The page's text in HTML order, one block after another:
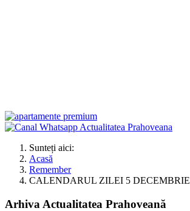
Sunteți aici:
Acasă
Remember
CALENDARUL ZILEI 5 DECEMBRIE
Arhiva Actualitatea Prahoveană